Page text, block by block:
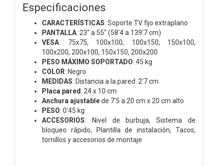
Especificaciones
CARACTERÍSTICAS: Soporte TV fijo extraplano
PANTALLA: 23'' a 55'' (58'4 a 139'7cm)
VESA: 75x75, 100x100, 100x150, 150x100,
100x200, 200x100, 150x150, 200x200
PESO MÁXIMO SOPORTADO: 45 kg
COLOR: Negro
MEDIDAS: Distancia a la pared: 2'7 cm
Placa pared : 24 x 10 cm
Anchura ajustablede 7'5 a 20 cm x 20 cm alto
PESO: 0'45 kg
ACCESORIOS: Nivel de burbuja,Sistema de
bloqueo rápido,
Plantilla de instalación,Tacos,
tornillos y accesorios de montaje